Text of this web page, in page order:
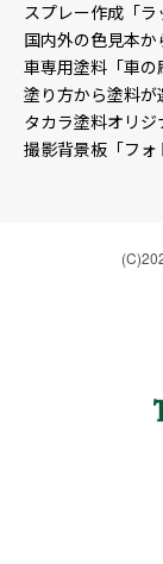
スプレー作成「ラ
国内外の色見本か
車専用塗料「車の
塗り方から塗料が
タカラ塗料オリジ
撮影背景板「フォ